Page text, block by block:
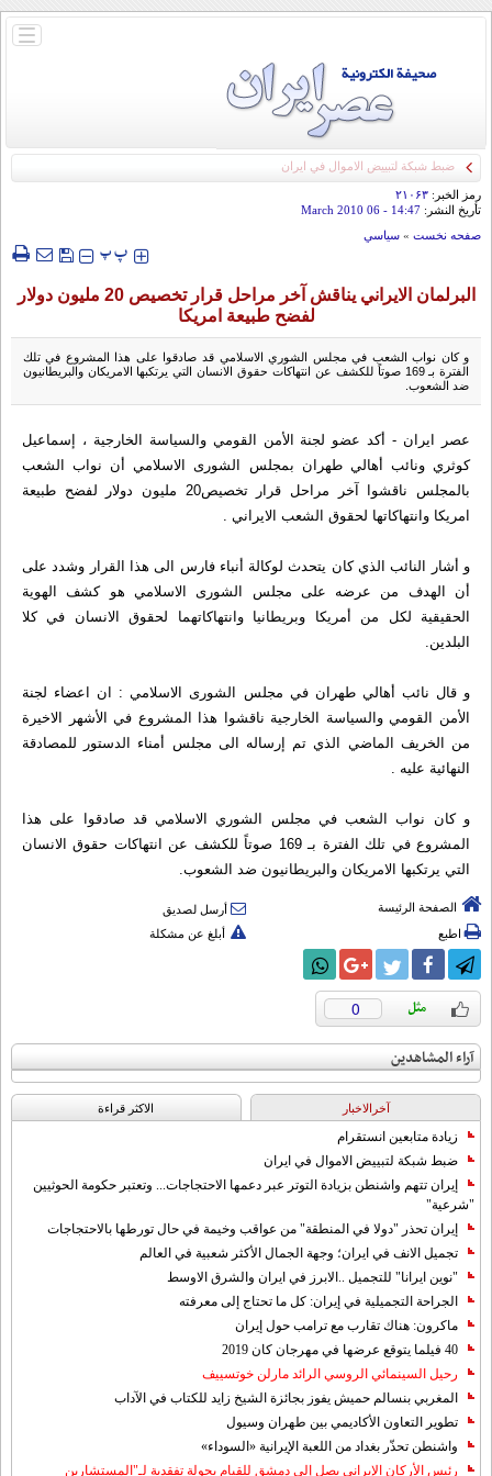
باز
ضبط شبكة لتبييض الاموال في ايران
رمز الخبر: ۲۱۰۶۳
تأريخ النشر: 14:47
- 06 March 2010
صفحه نخست » سياسي
‍‍‍ پپ
البرلمان الایراني یناقش آخر مراحل قرار تخصيص 20 مليون دولار
لفضح طبيعة امريكا
و كان نواب الشعب في مجلس الشوري الاسلامي قد صادقوا على هذا المشروع في تلك
الفترة بـ 169 صوتاً للكشف عن انتهاكات حقوق الانسان التي يرتكبها الامريكان والبريطانيون
ضد الشعوب.
عصر ایران - أكد عضو لجنة‌ الأمن القومي والسياسة‌ الخارجية ، إسماعيل
كوثري ونائب أهالي طهران بمجلس الشورى الاسلامي أن نواب الشعب
بالمجلس ناقشوا آخر مراحل قرار تخصيص20 مليون دولار لفضح طبيعة
امريكا وانتهاكاتها لحقوق الشعب الايراني .
و أشار النائب الذي كان يتحدث لوكالة أنباء فارس الى هذا القرار وشدد على
أن الهدف من عرضه على مجلس الشورى الاسلامي هو كشف الهوية
الحقيقية لكل من أمريكا وبريطانيا وانتهاكاتهما لحقوق الانسان في كلا
البلدين.
و قال نائب أهالي طهران في مجلس الشورى الاسلامي : ان اعضاء لجنة
الأمن القومي والسياسة الخارجية ناقشوا هذا المشروع في الأشهر الاخيرة
من الخريف الماضي الذي تم إرساله الى مجلس أمناء‌ الدستور للمصادقة
النهائية عليه .
و كان نواب الشعب في مجلس الشوري الاسلامي قد صادقوا على هذا
المشروع في تلك الفترة بـ 169 صوتاً للكشف عن انتهاكات حقوق الانسان
التي يرتكبها الامريكان والبريطانيون ضد الشعوب.
الصفحة الرئيسة
أرسل لصديق
اطبع
أبلغ عن مشكلة
0
آراء المشاهدين
آخرالاخبار الاکثر قراءة
زيادة متابعين انستقرام
ضبط شبكة لتبييض الاموال في ايران
إيران تتهم واشنطن بزيادة التوتر عبر دعمها الاحتجاجات... وتعتبر حكومة الحوثيين
"شرعية"
إيران تحذر "دولا في المنطقة" من عواقب وخيمة في حال تورطها بالاحتجاجات
تجميل الانف في ايران؛ وجهة الجمال الأكثر شعبية في العالم
"نوين ايرانا" للتجميل ..الابرز في ايران والشرق الاوسط
الجراحة التجميلية في إيران: كل ما تحتاج إلى معرفته
ماكرون: هناك تقارب مع ترامب حول إيران
40 فيلما يتوقع عرضها في مهرجان كان 2019
رحيل السينمائي الروسي الرائد مارلن خوتسييف
المغربي بنسالم حميش يفوز بجائزة الشيخ زايد للكتاب في الآداب
تطوير التعاون الأكاديمي بين طهران وسيول
واشنطن تحذّر بغداد من اللعبة الإيرانية «السوداء»
رئيس الأركان الإيراني يصل إلى دمشق للقيام بجولة تفقدية لـ"المستشارين